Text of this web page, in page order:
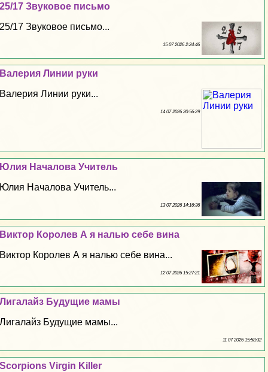
25/17 Звуковое письмо
25/17 Звуковое письмо...
15 07 2026 2:24:46
Валерия Линии руки
Валерия Линии руки...
14 07 2026 20:56:29
Юлия Началова Учитель
Юлия Началова Учитель...
13 07 2026 14:16:36
Виктор Королев А я налью себе вина
Виктор Королев А я налью себе вина...
12 07 2026 15:27:21
Лигалайз Будущие мамы
Лигалайз Будущие мамы...
11 07 2026 15:58:32
Scorpions Virgin Killer